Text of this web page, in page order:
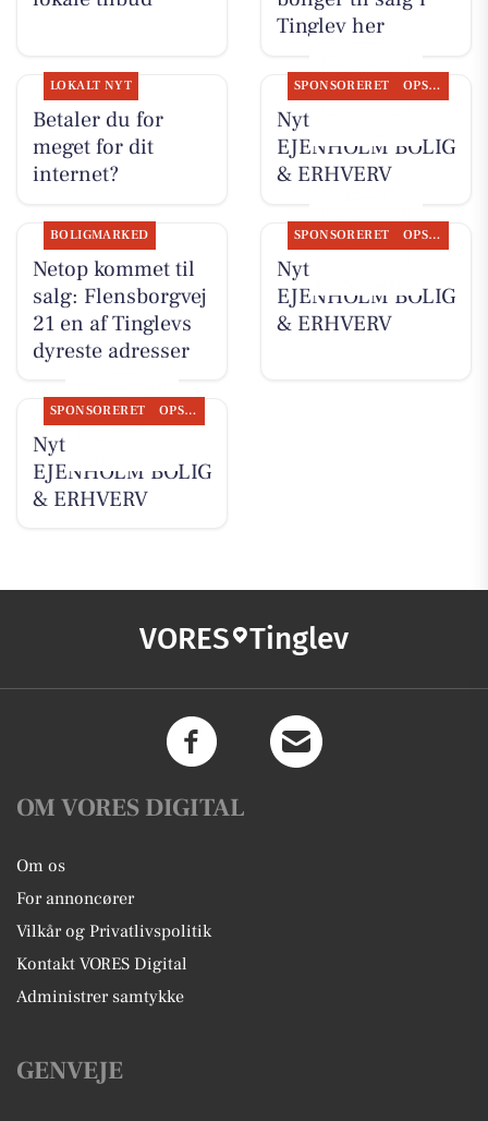
Tinglev her
LOKALT NYT
Betaler du for
meget for dit
internet?
SPONSORERET OPSLAGSTAVLEN
Nyt fra
EJENHOLM BOLIG
& ERHVERV
BOLIGMARKED
Netop kommet til
salg: Flensborgvej
21 en af Tinglevs
dyreste adresser
SPONSORERET OPSLAGSTAVLEN
Nyt fra
EJENHOLM BOLIG
& ERHVERV
SPONSORERET OPSLAGSTAVLEN
Nyt fra
EJENHOLM BOLIG
& ERHVERV
VORES Tinglev
OM VORES DIGITAL
Om os
For annoncører
Vilkår og Privatlivspolitik
Kontakt VORES Digital
Administrer samtykke
GENVEJE